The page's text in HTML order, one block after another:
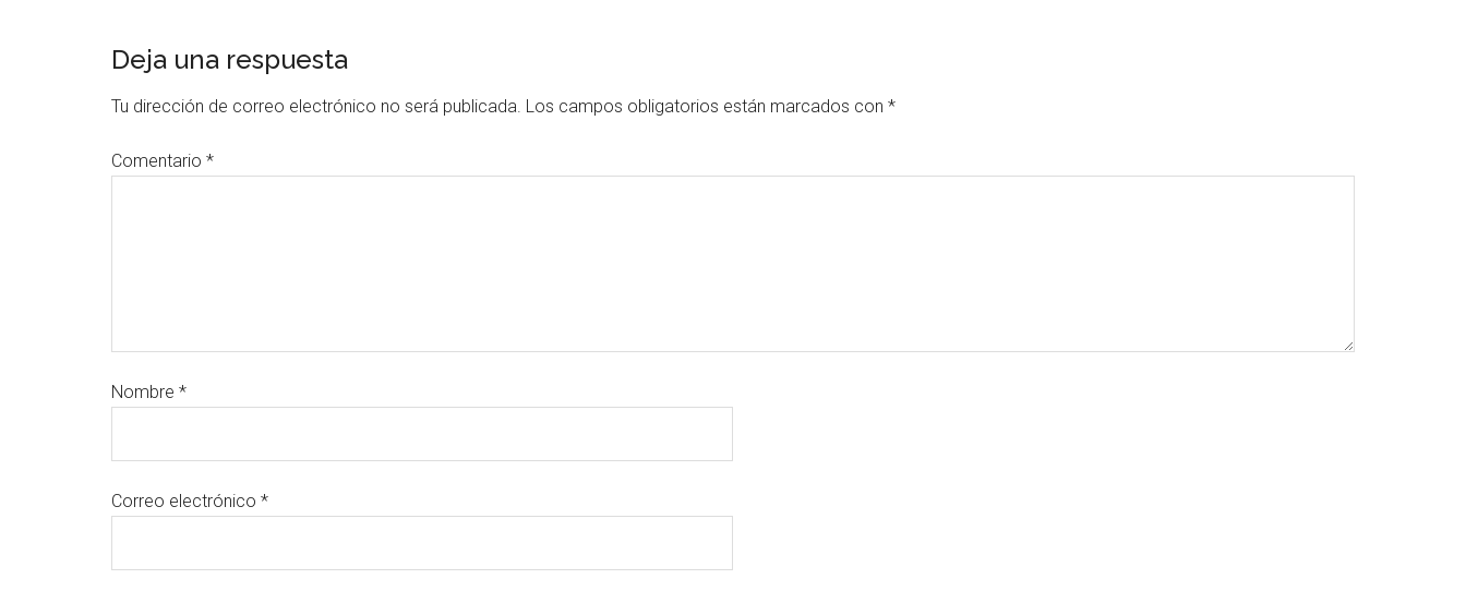
Deja una respuesta
Tu dirección de correo electrónico no será publicada. Los campos obligatorios están marcados con *
Comentario *
Nombre *
Correo electrónico *